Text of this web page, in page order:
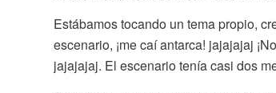
Estábamos tocando un tema propio,
escenario, ¡me caí antarca! jajajajaj
jajajajaj. El escenario tenía casi dos